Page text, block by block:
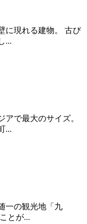
に現れる建物。 古び
...
アで最大のサイズ。
...
一の観光地「九
とが...